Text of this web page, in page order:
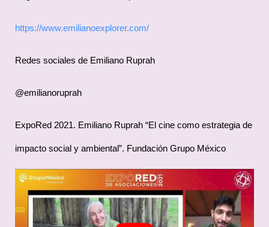
https://www.emilianoexplorer.com/
Redes sociales de Emiliano Ruprah
@emilianoruprah
ExpoRed 2021. Emiliano Ruprah “El cine como estrategia de
impacto social y ambiental”. Fundación Grupo México